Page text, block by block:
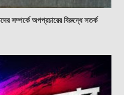
সম্পর্কে অপপ্রচারের বিরুদ্ধে সতর্ক